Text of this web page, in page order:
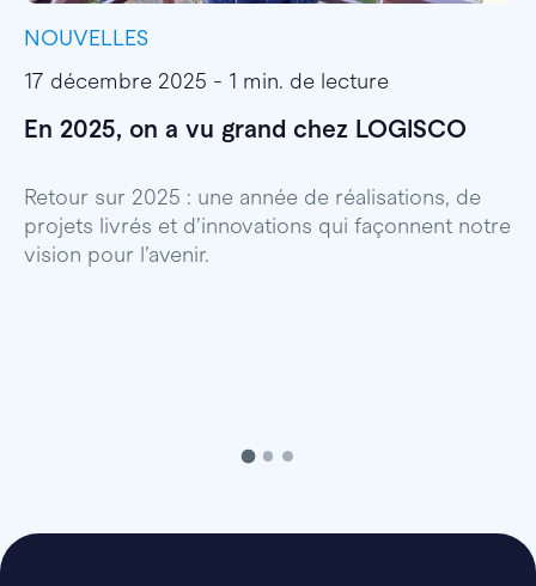
NOUVELLES
17 décembre 2025 - 1 min. de lecture
En 2025, on a vu grand chez LOGISCO
Retour sur 2025 : une année de réalisations, de
projets livrés et d’innovations qui façonnent notre
vision pour l’avenir.